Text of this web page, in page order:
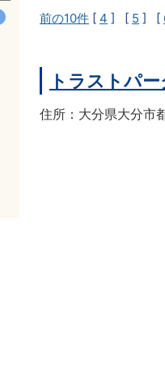
前の10件 [ 4 ] [ 5 ] [
トラストパ
住所：大分県大分市